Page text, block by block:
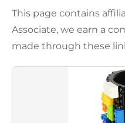
This page contains
Associate, we earn a
made through these